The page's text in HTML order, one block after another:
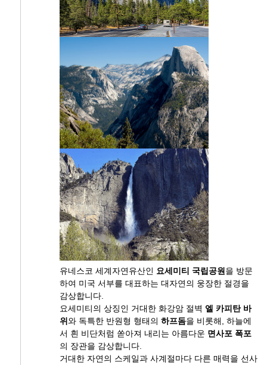
유네스코 세계자연유산인 요세미티 국립공원을 방문
하여 미국 서부를 대표하는 대자연의 웅장한 절경을
감상합니다.
요세미티의 상징인 거대한 화강암 절벽 엘 카피탄 바
위와 독특한 반원형 형태의 하프돔을 비롯해, 하늘에
서 흰 비단처럼 쏟아져 내리는 아름다운 면사포 폭포
의 장관을 감상합니다.
거대한 자연의 스케일과 사계절마다 다른 매력을 선사